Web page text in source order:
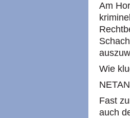
Am
Wie
Fast
auch